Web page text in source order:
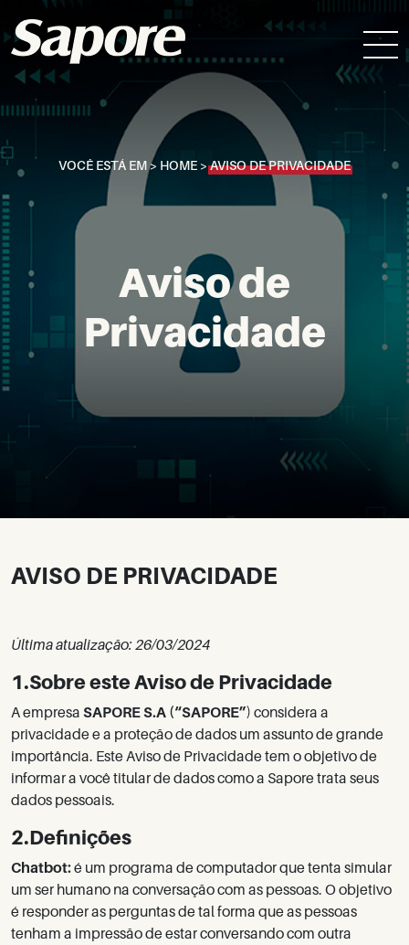
VOCÊ ESTÁ EM > HOME >AVISO DE PRIVACIDADE
Aviso de
Privacidade
AVISO DE PRIVACIDADE
Última atualização: 26/03/2024
1.Sobre este Aviso de Privacidade
A empresa SAPORE S.A (“SAPORE”) considera a
privacidade e a proteção de dados um assunto de grande
importância. Este Aviso de Privacidade tem o objetivo de
informar a você titular de dados como a Sapore trata seus
dados pessoais.
2.Definições
Chatbot:é um programa de computador que tenta simular
um ser humano na conversação com as pessoas. O objetivo
é responder as perguntas de tal forma que as pessoas
tenham a impressão de estar conversando com outra